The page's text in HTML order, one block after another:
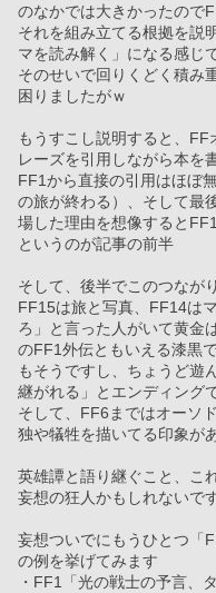
のなかでは大きかったので
それを組み立てる根拠を説
マを読み解く」になる感じ
そのせいで回りくどく積み
困りましたがｗ
もうすこし説明すると、
レーズを引用しながら本を
FF1から直接の引用はほぼ
の旅が終わる）、そして最
場した理由を想像すると
というのが記事の前半
そして、後半でこのつなが
FF15は旅と写真、FF14は
ろ」と言った人がいて黄金
のFF1外伝ともいえる漆黒
もそうですし、ちょうど遊
継がれる」とエンディング
そして、FF6まではオーソ
独や犠牲を描いてる印象が
英雄譚と語り継ぐこと、こ
妄想の狂人かもしれないで
妄想ついでにもうひとつ「
の例を挙げてみます
・FF1「光の戦士の予言、